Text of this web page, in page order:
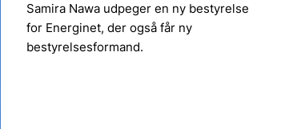
Samira Nawa udpeger en ny bestyrelse
for Energinet, der også får ny
bestyrelsesformand.